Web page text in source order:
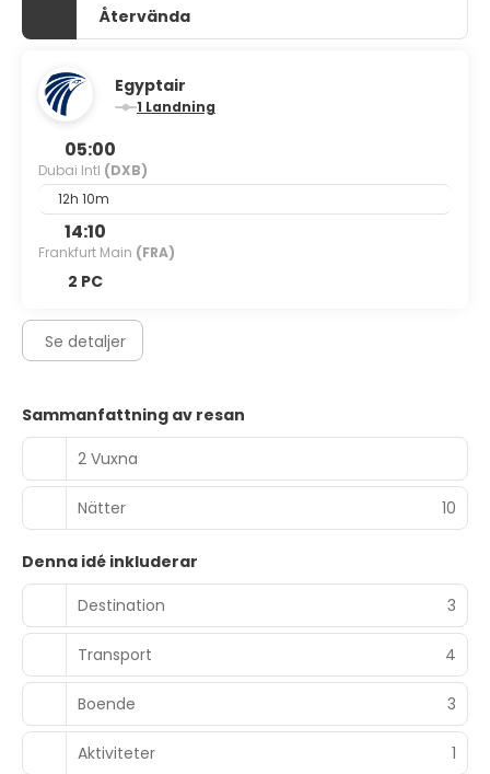
Återvända
Egyptair
1 Landning
05:00
Dubai Intl (DXB)
12h 10m
14:10
Frankfurt Main (FRA)
2 PC
Se detaljer
Sammanfattning av resan
2 Vuxna
Nätter 10
Denna idé inkluderar
Destination
3
Transport 4
Boende 3
Aktiviteter 1